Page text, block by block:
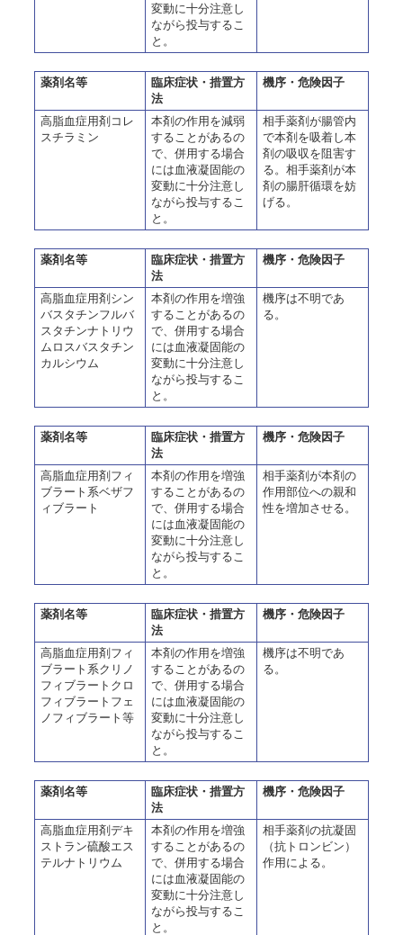
変動に十分注意し
ながら投与するこ
と。
薬剤名等
臨床症状・措置方
法
機序・危険因子
高脂血症用剤コレ
スチラミン
本剤の作用を減弱
することがあるの
で、併用する場合
には血液凝固能の
変動に十分注意し
ながら投与するこ
と。
相手薬剤が腸管内
で本剤を吸着し本
剤の吸収を阻害す
る。相手薬剤が本
剤の腸肝循環を妨
げる。
薬剤名等
臨床症状・措置方
法
機序・危険因子
高脂血症用剤シン
バスタチンフルバ
スタチンナトリウ
ムロスバスタチン
カルシウム
本剤の作用を増強
することがあるの
で、併用する場合
には血液凝固能の
変動に十分注意し
ながら投与するこ
と。
機序は不明であ
る。
薬剤名等
臨床症状・措置方
法
機序・危険因子
高脂血症用剤フィ
ブラート系ベザフ
ィブラート
本剤の作用を増強
することがあるの
で、併用する場合
には血液凝固能の
変動に十分注意し
ながら投与するこ
と。
相手薬剤が本剤の
作用部位への親和
性を増加させる。
薬剤名等
臨床症状・措置方
法
機序・危険因子
高脂血症用剤フィ
ブラート系クリノ
フィブラートクロ
フィブラートフェ
ノフィブラート等
本剤の作用を増強
することがあるの
で、併用する場合
には血液凝固能の
変動に十分注意し
ながら投与するこ
と。
機序は不明であ
る。
薬剤名等
臨床症状・措置方
法
機序・危険因子
高脂血症用剤デキ
ストラン硫酸エス
テルナトリウム
本剤の作用を増強
することがあるの
で、併用する場合
には血液凝固能の
変動に十分注意し
ながら投与するこ
と。
相手薬剤の抗凝固
（抗トロンビン）
作用による。